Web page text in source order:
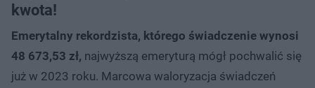
kwota!
Emerytalny rekordzista, którego świadczenie wynosi
48 673,53 zł, najwyższą emeryturą mógł pochwalić się
już w 2023 roku. Marcowa waloryzacja świadczeń